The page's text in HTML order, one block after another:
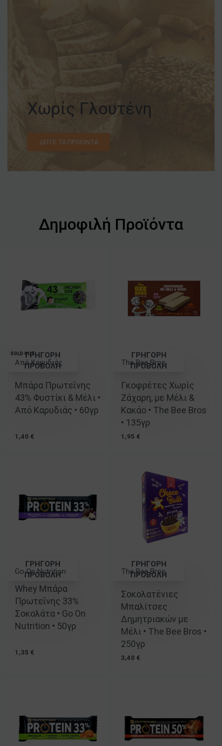
Χωρίς Γλουτένη
ΔΕΊΤΕ ΤΑ ΠΡΟΪΌΝΤΑ
Δημοφιλή Προϊόντα
SOLD OUTΓΡΗΓΟΡΗ
ΠΡΟΒΟΛΗ
Από Καρυδιάς
Βαθμολογήθηκε με 5.00
Μπάρα Πρωτεΐνης
43% Φυστίκι & Μέλι •
Από Καρυδιάς • 60γρ
1,40 €
ΓΡΗΓΟΡΗ
ΠΡΟΒΟΛΗ
The Bee Bros
Βαθμολογήθηκε με
Γκοφρέτες Χωρίς
Ζάχαρη, με Μέλι &
Κακάο • The Bee Bros
• 135γρ
1,95 €
ΓΡΗΓΟΡΗ
ΠΡΟΒΟΛΗ
Go On Nutrition
Whey Μπάρα
Πρωτεΐνης 33%
Σοκολάτα • Go On
Nutrition • 50γρ
1,35 €
ΓΡΗΓΟΡΗ
ΠΡΟΒΟΛΗ
The Bee Bros
Βαθμολογήθηκε με
Σοκολατένιες
Μπαλίτσες
Δημητριακών με
Μέλι • The Bee Bros •
250γρ
3,40 €